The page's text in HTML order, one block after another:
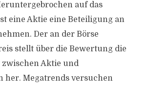
auf das
eine Aktie eine Beteiligung an
Der an der Börse
stellt über die Bewertung die
Aktie und
her. Megatrends versuchen